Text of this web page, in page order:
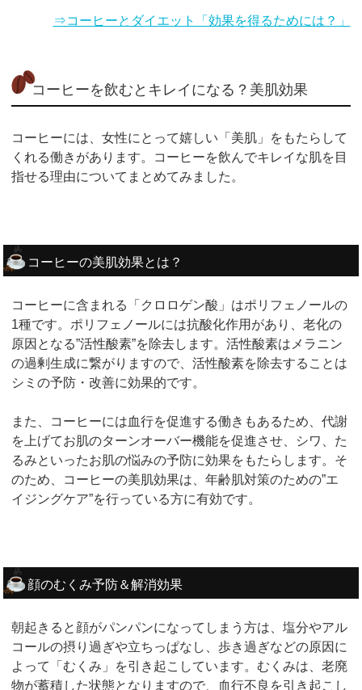
⇒コーヒーとダイエット「効果を得るためには？」
コーヒーを飲むとキレイになる？美肌効果
コーヒーには、女性にとって嬉しい「美肌」をもたらして
くれる働きがあります。コーヒーを飲んでキレイな肌を目
指せる理由についてまとめてみました。
コーヒーの美肌効果とは？
コーヒーに含まれる「クロロゲン酸」はポリフェノールの
1種です。ポリフェノールには抗酸化作用があり、老化の
原因となる”活性酸素”を除去します。活性酸素はメラニン
の過剰生成に繋がりますので、活性酸素を除去することは
シミの予防・改善に効果的です。
また、コーヒーには血行を促進する働きもあるため、代謝
を上げてお肌のターンオーバー機能を促進させ、シワ、た
るみといったお肌の悩みの予防に効果をもたらします。そ
のため、コーヒーの美肌効果は、年齢肌対策のための”エ
イジングケア”を行っている方に有効です。
顔のむくみ予防＆解消効果
朝起きると顔がパンパンになってしまう方は、塩分やアル
コールの摂り過ぎや立ちっぱなし、歩き過ぎなどの原因に
よって「むくみ」を引き起こしています。むくみは、老廃
物が蓄積した状態となりますので、血行不良を引き起こし